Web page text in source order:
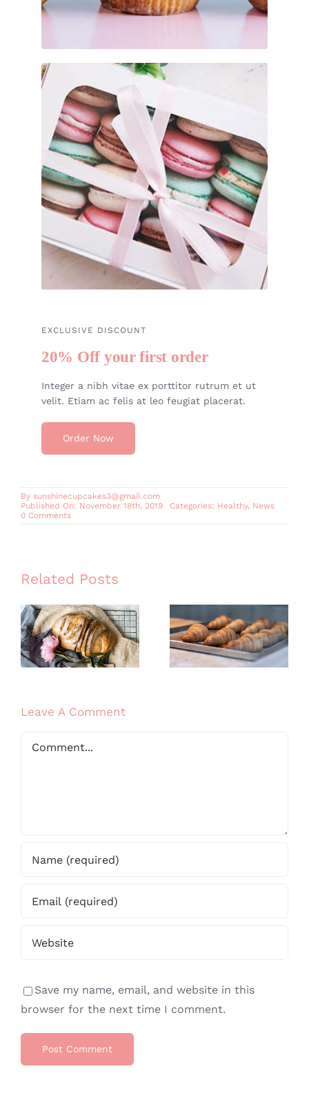
EXCLUSIVE DISCOUNT
20% Off your first order
Integer a nibh vitae ex porttitor rutrum et ut
velit. Etiam ac felis at leo feugiat placerat.
Order Now
By sunshinecupcakes3@gmail.com
Published On: November 18th, 2019
Categories: Healthy, News
0 Commentson
therapy
Related Posts
Whole grain
bread for your
Best Avada
Bakery
products of
Leave A Comment
Comment
Save my name, email, and website in this
browser for the next time I comment.